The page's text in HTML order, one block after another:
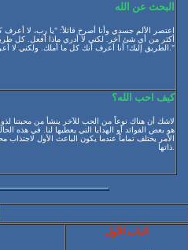
البحث عن الله
اعتصر الألم جسدي وأنا أصرخ قائلاً: "يا رب، لا
أكثر من أي شئ آخر. لكني لا أدري ماذا أفعل. كل
الطريق إليك! أنا أعرف أنك كل ما أملك. ولكني لا أعرفك بما يكفي أن تكون كل ما أحتاج. من فضلك دعني أجدك."
كيف احب الله؟
لاشك أن هناك نوعاً من الحب للآخر ينشأ من محبتنا
هو بعض الفوائد أو الهدايا التي يعطيها لنا. في هذه
الأمر يختلف تماماً عندما يكون الباعث الأول لاجتذاب
الباب الأول